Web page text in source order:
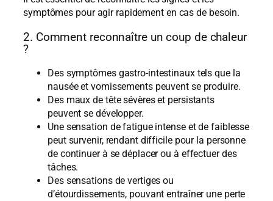
symptômes pour agir rapidement en cas de besoin.
2. Comment reconnaître un coup de chaleur
?
Des symptômes gastro-intestinaux tels que la
nausée et vomissements peuvent se produire.
Des maux de tête sévères et persistants
peuvent se développer.
Une sensation de fatigue intense et de faiblesse
peut survenir, rendant difficile pour la personne
de continuer à se déplacer ou à effectuer des
tâches.
Des sensations de vertiges ou
d’étourdissements, pouvant entraîner une perte